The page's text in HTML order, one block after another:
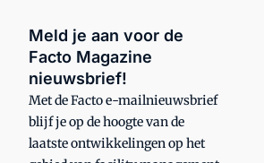
Meld je aan voor de
Facto Magazine
nieuwsbrief!
Met de Facto e-mailnieuwsbrief
blijf je op de hoogte van de
laatste ontwikkelingen op het